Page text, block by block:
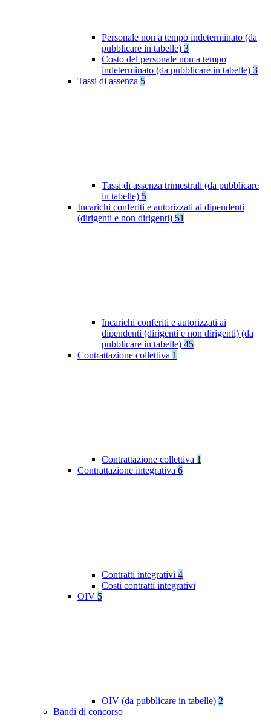
Personale non a tempo indeterminato (da
pubblicare in tabelle) 3
Costo del personale non a tempo
indeterminato (da pubblicare in tabelle) 3
Tassi di assenza 5
Tassi di assenza trimestrali (da pubblicare
in tabelle) 5
Incarichi conferiti e autorizzati ai dipendenti
(dirigenti e non dirigenti) 51
Incarichi conferiti e autorizzati ai
dipendenti (dirigenti e non dirigenti) (da
pubblicare in tabelle) 45
Contrattazione collettiva 1
Contrattazione collettiva 1
Contrattazione integrativa 6
Contratti integrativi 4
Costi contratti integrativi
OIV 5
OIV (da pubblicare in tabelle) 2
Bandi di concorso